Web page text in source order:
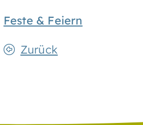
Feste & Feiern
Zurück